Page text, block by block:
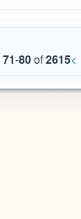
71-80of2615<